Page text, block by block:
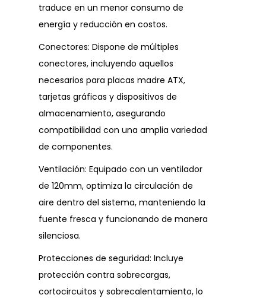
traduce en un menor consumo de
energía y reducción en costos.
Conectores: Dispone de múltiples
conectores, incluyendo aquellos
necesarios para placas madre ATX,
tarjetas gráficas y dispositivos de
almacenamiento, asegurando
compatibilidad con una amplia variedad
de componentes.
Ventilación: Equipado con un ventilador
de 120mm, optimiza la circulación de
aire dentro del sistema, manteniendo la
fuente fresca y funcionando de manera
silenciosa.
Protecciones de seguridad: Incluye
protección contra sobrecargas,
cortocircuitos y sobrecalentamiento, lo